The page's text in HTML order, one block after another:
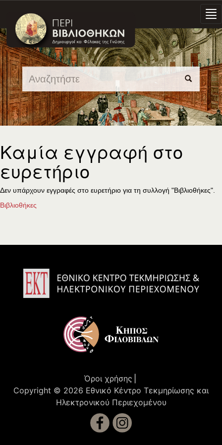
Skip
navigation
Καμία εγγραφή στο
ευρετήριο
Δεν υπάρχουν εγγραφές στο ευρετήριο για τη συλλογή "Βιβλιοθήκες".
Βιβλιοθήκες